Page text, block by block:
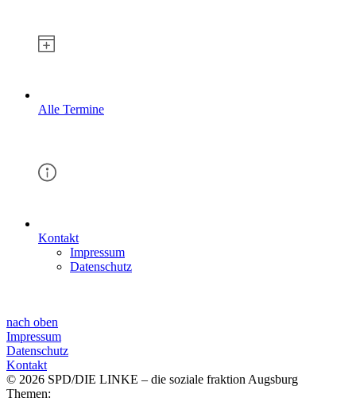
Alle Termine
Kontakt
Impressum
Datenschutz
nach oben
Impressum
Datenschutz
Kontakt
© 2026 SPD/DIE LINKE – die soziale fraktion Augsburg
Themen: